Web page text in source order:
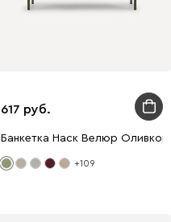
617
Банкетка Наск Велюр
+109